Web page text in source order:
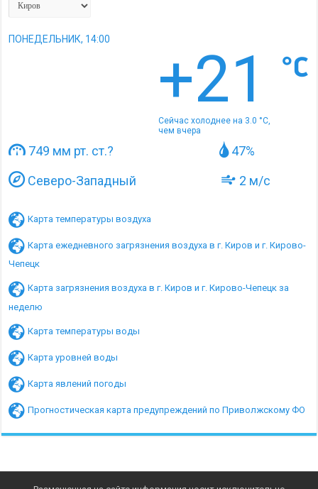
ПОНЕДЕЛЬНИК, 14:00
+21
Сейчас холоднее на 3.0 °C,
чем вчера
749 мм рт. ст.?
47%
Северо-Западный
2 м/с
Карта температуры воздуха
Карта ежедневного загрязнения воздуха в г. Киров и г. Кирово-
Чепецк
Карта загрязнения воздуха в г. Киров и г. Кирово-Чепецк за
неделю
Карта температуры воды
Карта уровней воды
Карта явлений погоды
Прогностическая карта предупреждений по Приволжскому ФО